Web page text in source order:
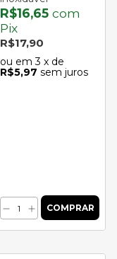
R$16,65com
Pix
R$17,90
3 x de
R$5,97 sem juros